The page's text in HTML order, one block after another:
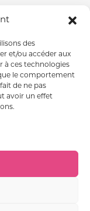
des
et/ou accéder aux
à ces technologies
le comportement
de ne pas
avoir un effet
LA SANTÉ. À
HEALTH. DRINK